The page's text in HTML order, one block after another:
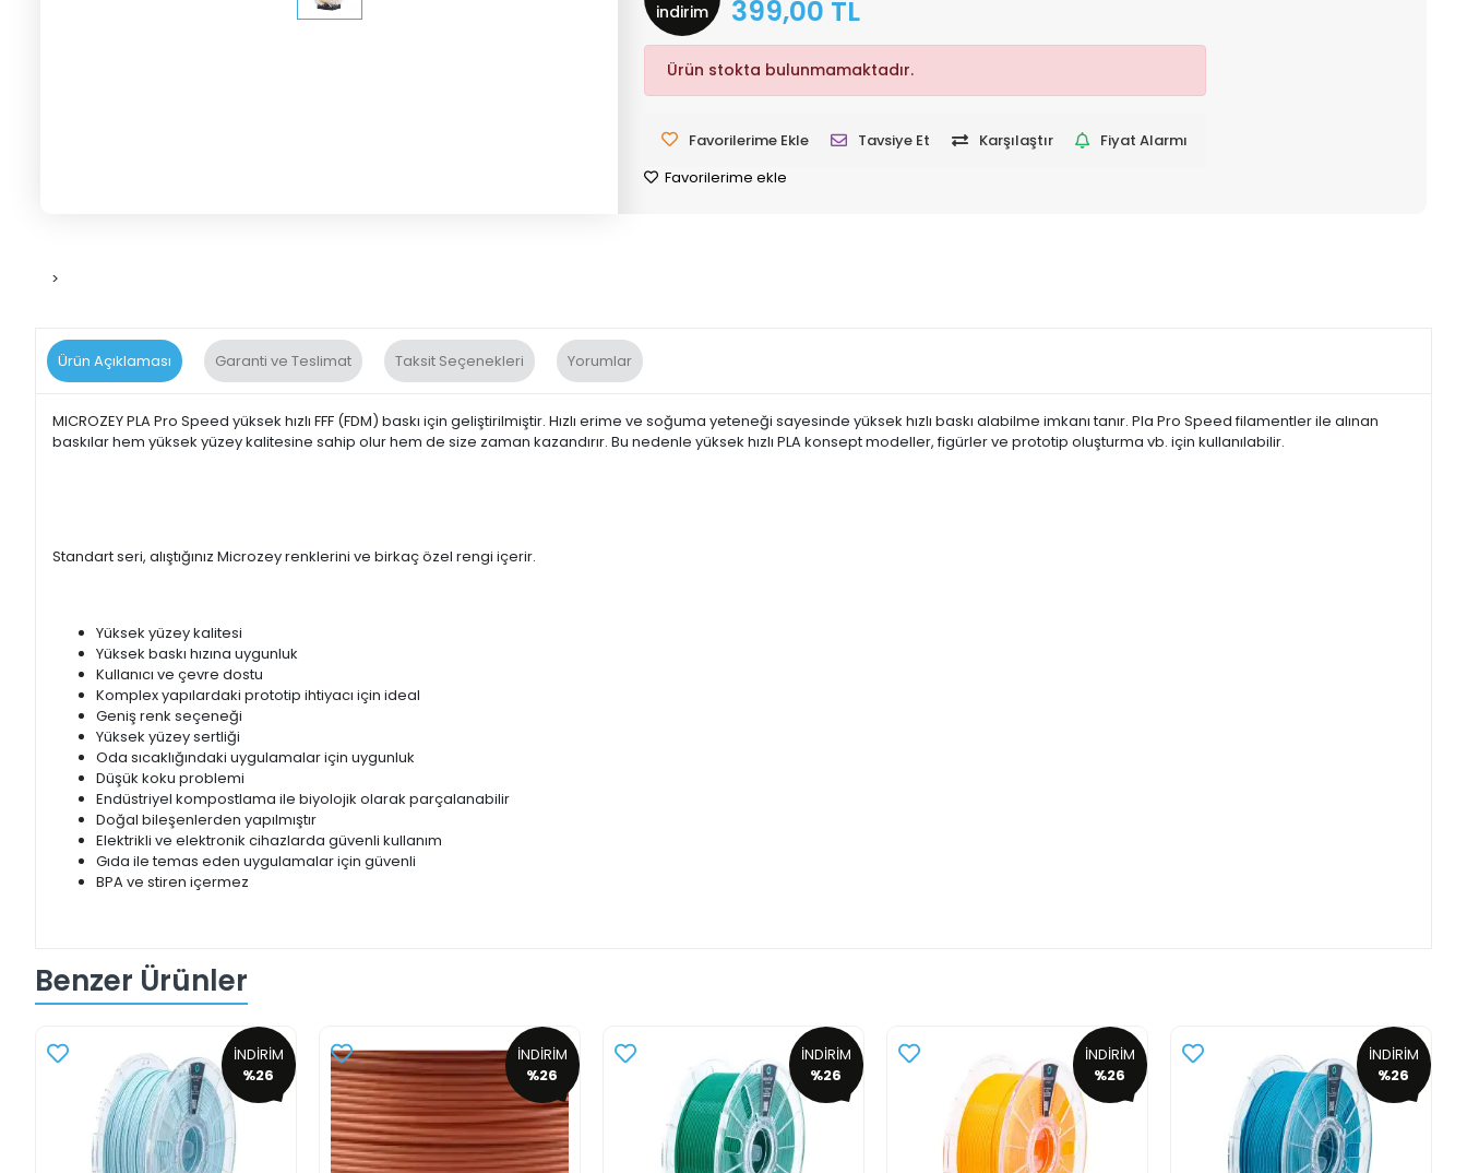
indirim 399,00 TL
Ürün stokta bulunmamaktadır.
Favorilerime Ekle Tavsiye Et Karşılaştır
Fiyat Alarmı
Favorilerime ekle
>
Ürün Açıklaması Garanti ve Teslimat Taksit Seçenekleri Yorumlar
MICROZEY PLA Pro Speed yüksek hızlı FFF (FDM) baskı için geliştirilmiştir. Hızlı erime ve soğuma yeteneği sayesinde yüksek hızlı baskı alabilme imkanı tanır. Pla Pro Speed filamentler ile alınan
baskılar hem yüksek yüzey kalitesine sahip olur hem de size zaman kazandırır. Bu nedenle yüksek hızlı PLA konsept modeller, figürler ve prototip oluşturma vb. için kullanılabilir.
Standart seri, alıştığınız Microzey renklerini ve birkaç özel rengi içerir.
Yüksek yüzey kalitesi
Yüksek baskı hızına uygunluk
Kullanıcı ve çevre dostu
Komplex yapılardaki prototip ihtiyacı için ideal
Geniş renk seçeneği
Yüksek yüzey sertliği
Oda sıcaklığındaki uygulamalar için uygunluk
Düşük koku problemi
Endüstriyel kompostlama ile biyolojik olarak parçalanabilir
Doğal bileşenlerden yapılmıştır
Elektrikli ve elektronik cihazlarda güvenli kullanım
Gıda ile temas eden uygulamalar için güvenli
BPA ve stiren içermez
Benzer Ürünler
İNDİRİM
%26
İNDİRİM
%26
İNDİRİM
%26
İNDİRİM
%26
İNDİRİM
%26